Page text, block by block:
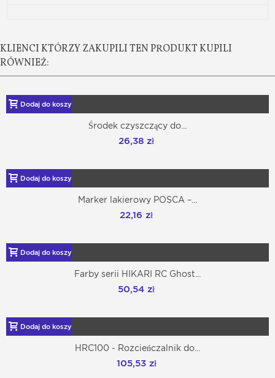
KLIENCI KTÓRZY ZAKUPILI TEN PRODUKT KUPILI
RÓWNIEŻ:
Dodaj do koszyka
Środek czyszczący do...
26,38 zł
Dodaj do koszyka
Marker lakierowy POSCA –...
22,16 zł
Dodaj do koszyka
Farby serii HIKARI RC Ghost...
50,54 zł
Dodaj do koszyka
HRC100 - Rozcieńczalnik do...
105,53 zł